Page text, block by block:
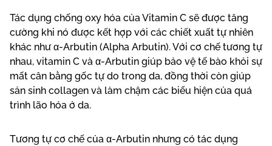
Tác dụng chống oxy hóa của Vitamin C sẽ được tăng
cường khi nó được kết hợp với các chiết xuất tự nhiên
khác như α-Arbutin (Alpha Arbutin). Với cơ chế tương tự
nhau, vitamin C và α-Arbutin giúp bảo vệ tế bào khỏi sự
mất cân bằng gốc tự do trong da, đồng thời còn giúp
sản sinh collagen và làm chậm các biểu hiện của quá
trình lão hóa ở da.
Tương tự cơ chế của α-Arbutin nhưng có tác dụng